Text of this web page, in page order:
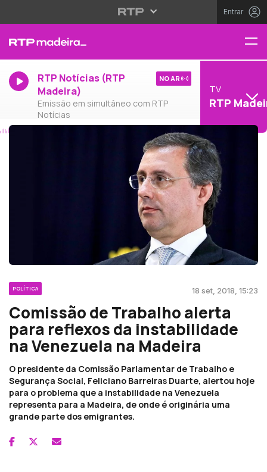
Entrar
RTP Notícias (RTP
Madeira)
Emissão em simultâneo com RTP
Notícias
NO AR
TV
RTP
POLÍTICA 18 set, 2018, 15:23
Comissão de Trabalho alerta
para reflexos da instabilidade
na Venezuela na Madeira
O presidente da Comissão Parlamentar de Trabalho e
Segurança Social, Feliciano Barreiras Duarte, alertou hoje
para o problema que a instabilidade na Venezuela
representa para a Madeira, de onde é originária uma
grande parte dos emigrantes.